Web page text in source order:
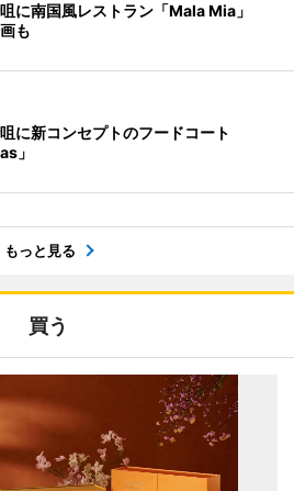
に南国風レストラン「Mala Mia」
も
に新コンセプトのフードコート
」
もっと見る
買う